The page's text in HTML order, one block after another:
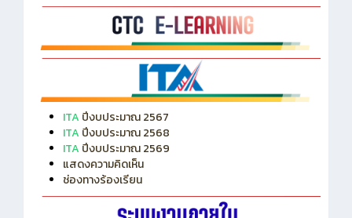
ITA ปีงบประมาณ 2567
ITA ปีงบประมาณ 2568
ITA ปีงบประมาณ 2569
แสดงความคิดเห็น
ช่องทางร้องเรียน